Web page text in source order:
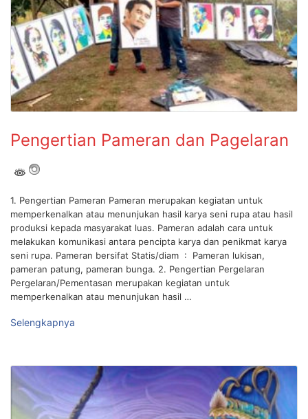
Pengertian Pameran dan Pagelaran
1. Pengertian Pameran Pameran merupakan kegiatan untuk
memperkenalkan atau menunjukan hasil karya seni rupa atau hasil
produksi kepada masyarakat luas. Pameran adalah cara untuk
melakukan komunikasi antara pencipta karya dan penikmat karya
seni rupa. Pameran bersifat Statis/diam : Pameran lukisan,
pameran patung, pameran bunga. 2. Pengertian Pergelaran
Pergelaran/Pementasan merupakan kegiatan untuk
memperkenalkan atau menunjukan hasil …
Selengkapnya